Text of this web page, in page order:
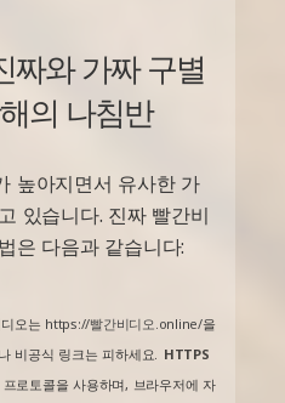
짜와 가짜 구별
의 나침반
높아지면서 유사한 가
있습니다. 진짜 빨간비
은 다음과 같습니다:
오는 https://빨간비디오.online/을
비공식 링크는 피하세요. HTTPS
로토콜을 사용하며, 브라우저에 자